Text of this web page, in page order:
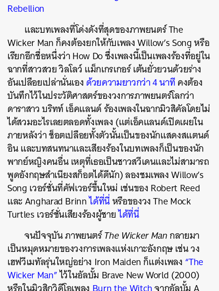
Rebellion
และบทเพลงที่โด่งดังที่สุดของภาพยนตร์ The
Wicker Man ก็คงต้องยกให้กับเพลง Willow’s Song หรือ
เรียกอีกชื่อหนึ่งว่า How Do ซึ่งเพลงนี้เป็นเพลงร้องที่อยู่ใน
ฉากที่สาวสวย วิลโลว์ แม็กเกรเกอร์ เต้นยั่วยวนด้วยร่าง
อันเปลือยเปล่านั่นเองด้วยความยาวกว่า 4 นาทีคงต้อง
บันทึกไว้ในประวัติศาสตร์ของวงการภาพยนตร์โลกว่า
ดาราสาว บริทท์ เอ็คแลนด์ ร้องเพลงในฉากมิวสิคัลโดยไม่
ได้สวมอะไรเลยตลอดทั้งเพลง (แต่เอ็คแลนด์เปิดเผยใน
ภายหลังว่า ช็อตเปลือยทั้งตัวนั้นเป็นของนักแสดงสแตนด์
อิน และบทสนทนาและเสียงร้องในบทเพลงก็เป็นของนัก
พากย์หญิงคนอื่น เหตุที่เธอเป็นชาวสวีเดนและไม่สามารถ
พูดอังกฤษสำเนียงสก็อตได้ดีนัก) ลองชมเพลง Willow’s
Song เวอร์ชั่นที่คัฟเวอร์ขึ้นใหม่ เช่นของ Robert Reed
และ Angharad Brinnได้ที่นี่หรือของวง The Mock
Turtles เวอร์ชั่นเสียงร้องผู้ชายได้ที่นี่
จนปัจจุบัน ภาพยนตร์The Wicker Manกลายมา
เป็นหมุดหมายของวงการเพลงแห่งเกาะอังกฤษ เช่น วง
เฮฟวีเมทัลรุ่นใหญ่อย่าง Iron Maiden ก็แต่งเพลง“The
Wicker Man”ไว้ในอัลบั้ม Brave New World (2000)